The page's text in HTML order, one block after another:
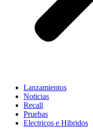
Lanzamientos
Noticias
Recall
Pruebas
Electricos e Hibridos